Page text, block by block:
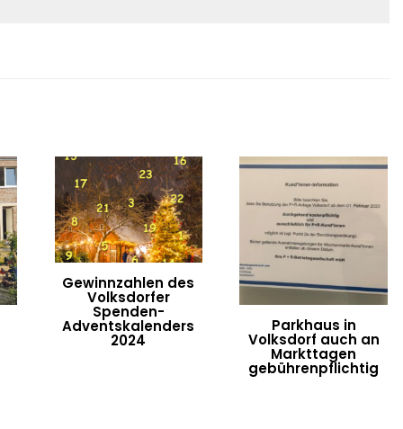
Gewinnzahlen des
Volksdorfer
Spenden-
Adventskalenders
2024
Parkhaus in
Volksdorf auch an
Markttagen
gebührenpflichtig